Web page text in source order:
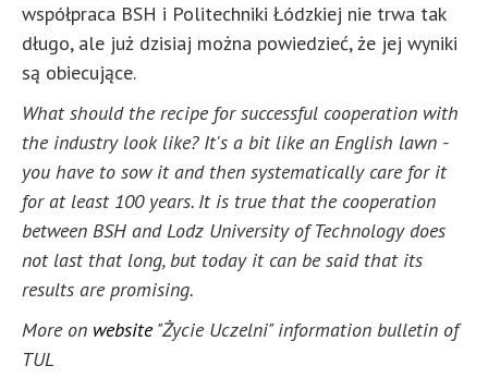
współpraca BSH i Politechniki Łódzkiej nie trwa tak
długo, ale już dzisiaj można powiedzieć, że jej wyniki
są obiecujące.
What should the recipe for successful cooperation with
the industry look like? It's a bit like an English lawn -
you have to sow it and then systematically care for it
for at least 100 years. It is true that the cooperation
between BSH and Lodz University of Technology does
not last that long, but today it can be said that its
results are promising.
More on website"Życie Uczelni" information bulletin of
TUL